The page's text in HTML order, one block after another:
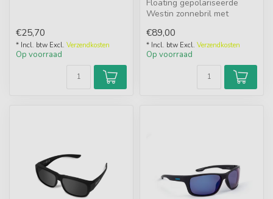
€25,70
* Incl. btw Excl. Verzendkosten
Op voorraad
Floating gepolariseerde
Westin zonnebril met
lenzen, Japans...
€89,00
* Incl. btw Excl. Verzendkosten
Op voorraad